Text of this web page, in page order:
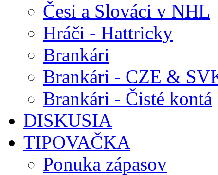
Česi a Slováci v NHL
Hráči - Hattricky
Brankári
Brankári - CZE &
Brankári - Čisté kontá
DISKUSIA
TIPOVAČKA
Ponuka zápasov